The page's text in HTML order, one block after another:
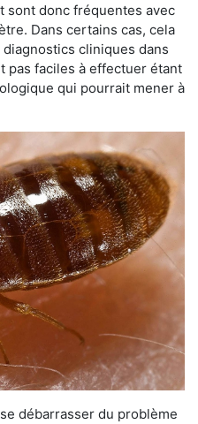
sont donc fréquentes avec
Dans certains cas, cela
cliniques dans
pas faciles à effectuer étant
qui pourrait mener à
débarrasser du problème